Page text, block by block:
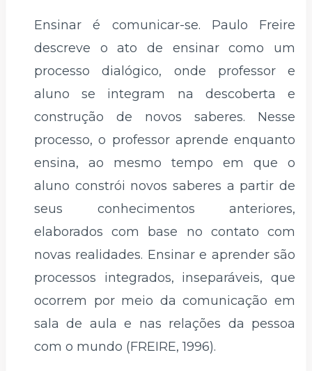
Ensinar é comunicar-se. Paulo Freire
descreve o ato de ensinar como um
processo dialógico, onde professor e
aluno se integram na descoberta e
construção de novos saberes. Nesse
processo, o professor aprende enquanto
ensina, ao mesmo tempo em que o
aluno constrói novos saberes a partir de
seus conhecimentos anteriores,
elaborados com base no contato com
novas realidades. Ensinar e aprender são
processos integrados, inseparáveis, que
ocorrem por meio da comunicação em
sala de aula e nas relações da pessoa
com o mundo (FREIRE, 1996).